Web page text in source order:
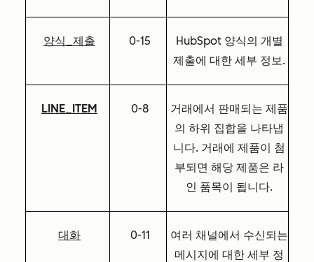
양식_제출 0-15
HubSpot 양식의 개별
제출에 대한 세부 정보.
LINE_ITEM 0-8
거래에서 판매되는 제품
의 하위 집합을 나타냅
니다. 거래에 제품이 첨
부되면 해당 제품은 라
인 품목이 됩니다.
대화 0-11
여러 채널에서 수신되는
메시지에 대한 세부 정